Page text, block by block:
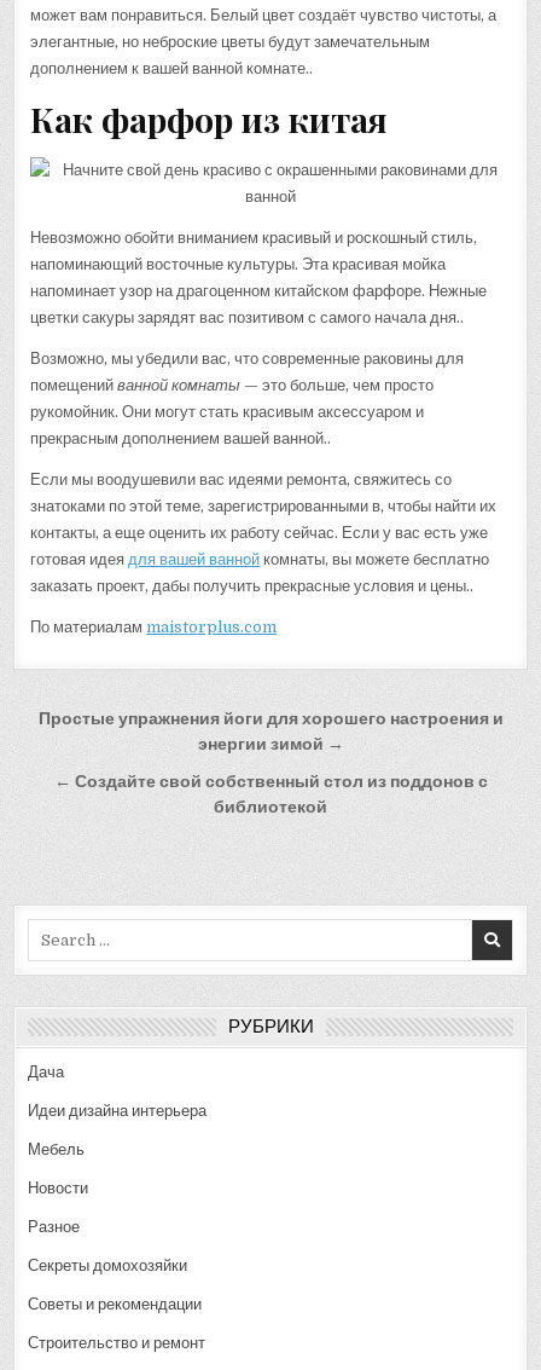
может вам понравиться. Белый цвет создаёт чувство чистоты, а
элегантные, но неброские цветы будут замечательным
дополнением к вашей ванной комнате..
Как фарфор из китая
Невозможно обойти вниманием красивый и роскошный стиль,
напоминающий восточные культуры. Эта красивая мойка
напоминает узор на драгоценном китайском фарфоре. Нежные
цветки сакуры зарядят вас позитивом с самого начала дня..
Возможно, мы убедили вас, что современные раковины для
помещенийванной комнаты — это больше, чем просто
рукомойник. Они могут стать красивым аксессуаром и
прекрасным дополнением вашей ванной..
Если мы воодушевили вас идеями ремонта, свяжитесь со
знатоками по этой теме, зарегистрированными в, чтобы найти их
контакты, а еще оценить их работу сейчас. Если у вас есть уже
готовая идея для вашей ванной комнаты, вы можете бесплатно
заказать проект, дабы получить прекрасные условия и цены..
По материаламmaistorplus.com
Навигация
записям
Простые упражнения йоги для хорошего настроения и
энергии зимой →
← Создайте свой собственный стол из поддонов с
библиотекой
РУБРИКИ
Дача
Идеи дизайна интерьера
Мебель
Новости
Разное
Секреты домохозяйки
Советы и рекомендации
Строительство и ремонт